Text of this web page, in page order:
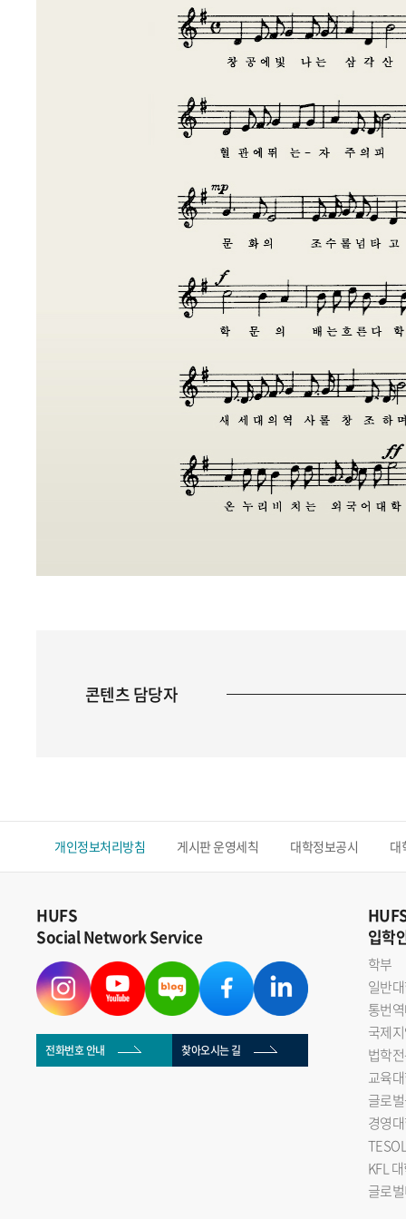
콘텐츠 담당자
개인정보처리방침 게시판 운영세칙 대학정보공시 대
HUFS
Social Network Service
전화번호 안내 찾아오시는 길
입학
학부
일반
통번
국제
법학
교육
글로
경영
KFL
글로